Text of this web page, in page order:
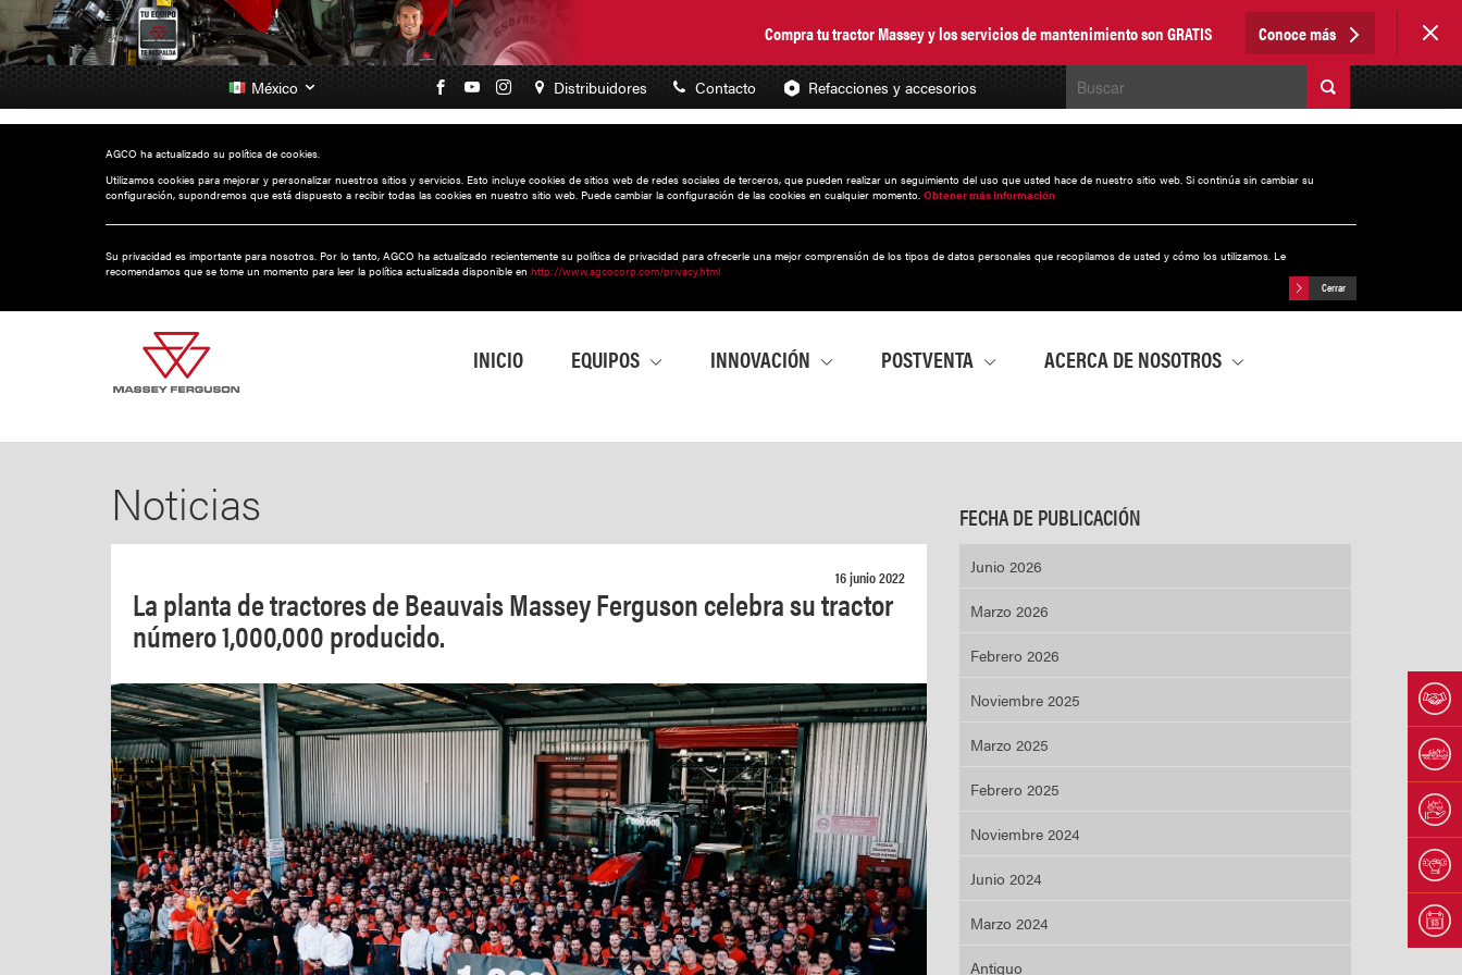
Compra tu tractor Massey y los servicios de mantenimiento son GRATIS Conoce más
México Distribuidores Contacto Refacciones y accesorios
AGCO ha actualizado su política de cookies.
Utilizamos cookies para mejorar y personalizar nuestros sitios y servicios. Esto incluye cookies de sitios web de redes sociales de terceros, que pueden realizar un seguimiento del uso que usted hace de nuestro sitio web. Si continúa sin cambiar su
configuración, supondremos que está dispuesto a recibir todas las cookies en nuestro sitio web. Puede cambiar la configuración de las cookies en cualquier momento. Obtener más información
Su privacidad es importante para nosotros. Por lo tanto, AGCO ha actualizado recientemente su política de privacidad para ofrecerle una mejor comprensión de los tipos de datos personales que recopilamos de usted y cómo los utilizamos. Le
recomendamos que se tome un momento para leer la política actualizada disponible en http://www.agcocorp.com/privacy.html
Cerrar
INICIO EQUIPOS INNOVACIÓN POSTVENTA ACERCA DE NOSOTROS
Noticias
16 junio 2022
La planta de tractores de Beauvais Massey Ferguson celebra su tractor
número 1,000,000 producido.
FECHA DE PUBLICACIÓN
Junio 2026
Marzo 2026
Febrero 2026
Noviembre 2025
Marzo 2025
Febrero 2025
Noviembre 2024
Junio 2024
Marzo 2024
Antiguo